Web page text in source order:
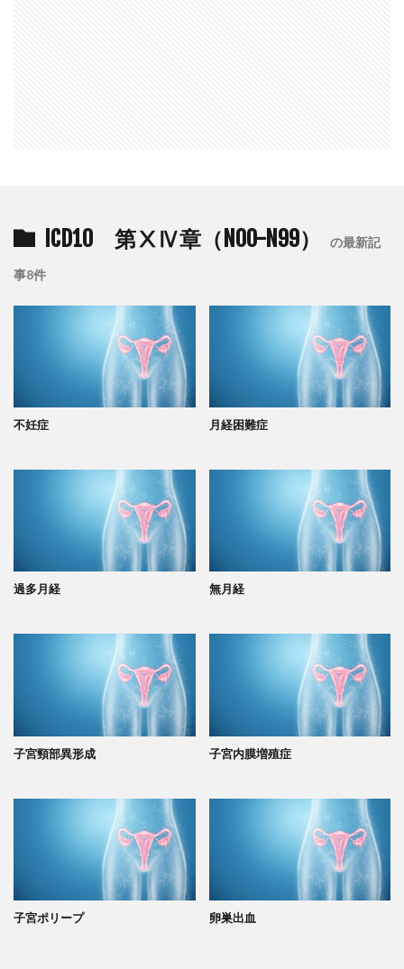
ICD10 第ⅩⅣ章（N00-N99） の最新記
事8件
不妊症 月経困難症
過多月経 無月経
子宮頸部異形成 子宮内膜増殖症
子宮ポリープ 卵巣出血